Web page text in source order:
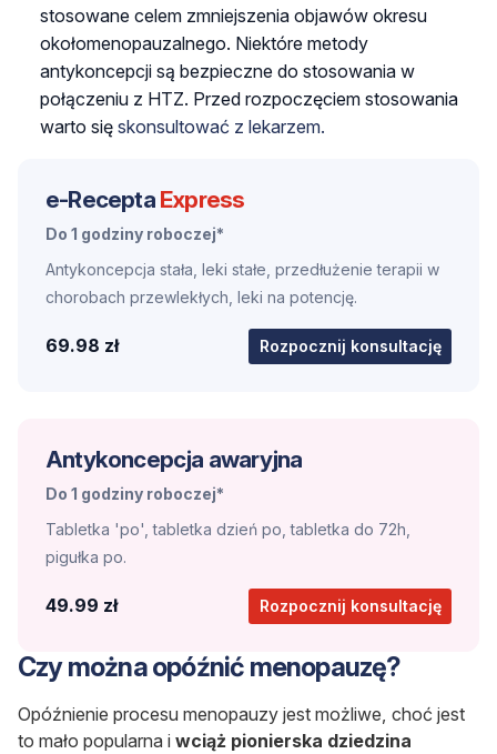
stosowane celem zmniejszenia objawów okresu
okołomenopauzalnego. Niektóre metody
antykoncepcji są bezpieczne do stosowania w
połączeniu z HTZ. Przed rozpoczęciem stosowania
warto się skonsultować z lekarzem.
e-Recepta Express
Do 1 godziny roboczej*
Antykoncepcja stała, leki stałe, przedłużenie terapii w
chorobach przewlekłych, leki na potencję.
69.98 zł Rozpocznij konsultację
Antykoncepcja awaryjna
Do 1 godziny roboczej*
Tabletka 'po', tabletka dzień po, tabletka do 72h,
pigułka po.
49.99 zł Rozpocznij konsultację
Czy można opóźnić menopauzę?
Opóźnienie procesu menopauzy jest możliwe, choć jest
to mało popularna i wciąż pionierska dziedzina